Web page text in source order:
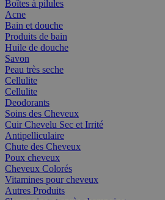
Boîtes à pilules
Acne
Bain et douche
Produits de bain
Huile de douche
Savon
Peau très seche
Cellulite
Cellulite
Deodorants
Soins des Cheveux
Cuir Chevelu Sec et Irrité
Antipelliculaire
Chute des Cheveux
Poux cheveux
Cheveux Colorés
Vitamines pour cheveux
Autres Produits